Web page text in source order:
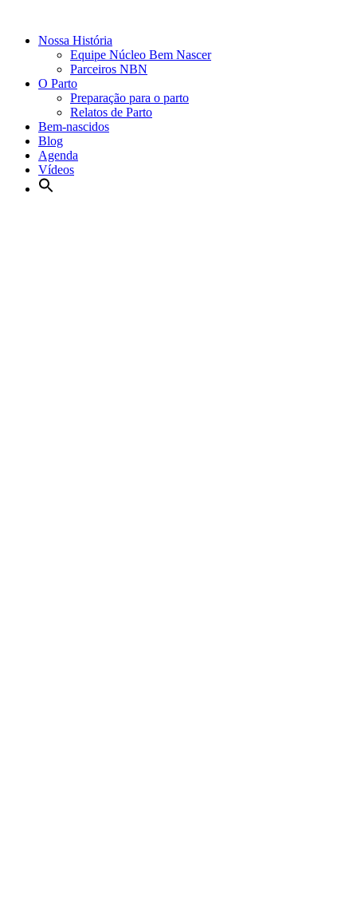
Nossa História
Equipe Núcleo Bem Nascer
Parceiros NBN
O Parto
Preparação para o parto
Relatos de Parto
Bem-nascidos
Blog
Agenda
Vídeos